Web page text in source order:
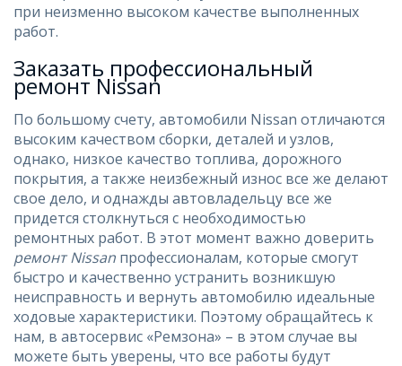
при неизменно высоком качестве выполненных
работ.
Заказать профессиональный
ремонт Nissan
По большому счету, автомобили Nissan отличаются
высоким качеством сборки, деталей и узлов,
однако, низкое качество топлива, дорожного
покрытия, а также неизбежный износ все же делают
свое дело, и однажды автовладельцу все же
придется столкнуться с необходимостью
ремонтных работ. В этот момент важно доверить
ремонт Nissan профессионалам, которые смогут
быстро и качественно устранить возникшую
неисправность и вернуть автомобилю идеальные
ходовые характеристики. Поэтому обращайтесь к
нам, в автосервис «Ремзона» – в этом случае вы
можете быть уверены, что все работы будут